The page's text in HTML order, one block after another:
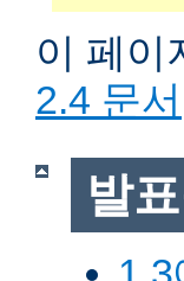
이 페이
2.4 문서
발